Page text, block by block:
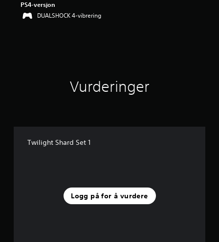
PS4-versjon
DUALSHOCK 4-vibrering
Vurderinger
Twilight Shard Set 1
Logg på for å vurdere